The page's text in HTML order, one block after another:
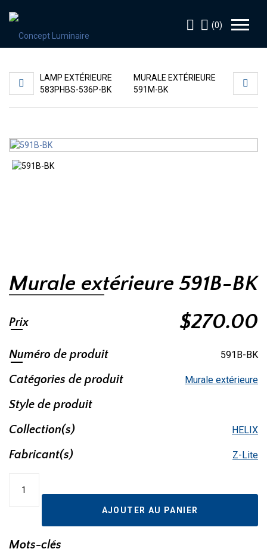
(0)
LAMP EXTÉRIEURE
583PHBS-536P-BK
MURALE EXTÉRIEURE
591M-BK
Murale extérieure 591B-BK
Prix $270.00
Numéro de produit 591B-BK
Catégories de produit Murale extérieure
Style de produit
Collection(s)
HELIX
Fabricant(s) Z-Lite
BK
AJOUTER AU PANIER
Mots-clés